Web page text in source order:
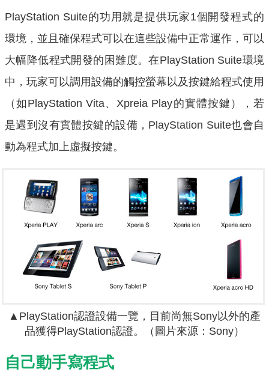
PlayStation Suite的功用就是提供玩家1個開發程式的
環境，並且確保程式可以在這些設備中正常運作，可以
大幅降低程式開發的困難度。在PlayStation Suite環境
中，玩家可以調用設備的觸控螢幕以及按鍵給程式使用
（如PlayStation Vita、Xpreia Play的實體按鍵），若
是遇到沒有實體按鍵的設備，PlayStation Suite也會自
動為程式加上虛擬按鍵。
▲PlayStation認證設備一覽，目前尚無Sony以外的產
品獲得PlayStation認證。（圖片來源：Sony）
自己動手寫程式